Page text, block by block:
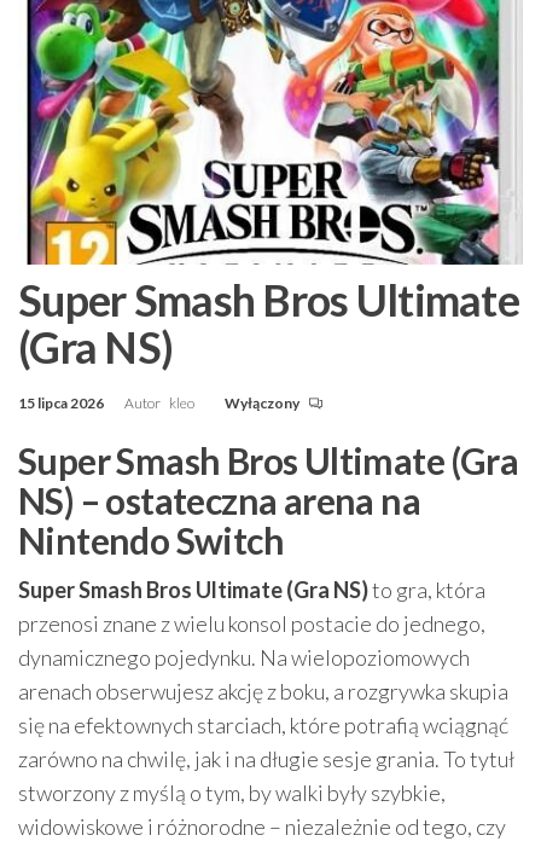
Super Smash Bros Ultimate
(Gra NS)
15 lipca 2026 Autor kleo Wyłączony
Super Smash Bros Ultimate (Gra
NS) – ostateczna arena na
Nintendo Switch
Super Smash Bros Ultimate (Gra NS)to gra, która
przenosi znane z wielu konsol postacie do jednego,
dynamicznego pojedynku. Na wielopoziomowych
arenach obserwujesz akcję z boku, a rozgrywka skupia
się na efektownych starciach, które potrafią wciągnąć
zarówno na chwilę, jak i na długie sesje grania. To tytuł
stworzony z myślą o tym, by walki były szybkie,
widowiskowe i różnorodne – niezależnie od tego, czy